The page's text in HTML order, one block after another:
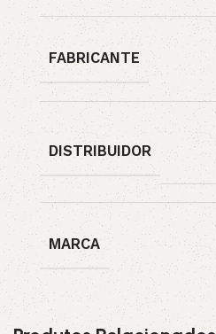
FABRICANTE
DISTRIBUIDOR
MARCA